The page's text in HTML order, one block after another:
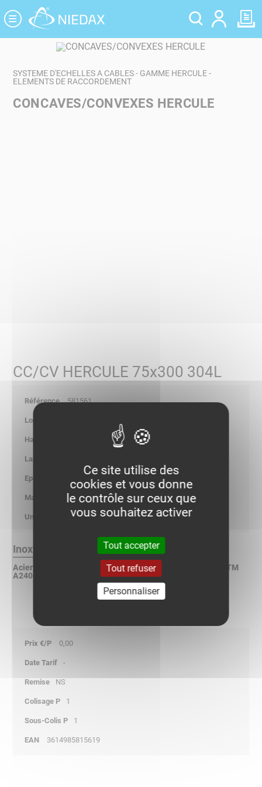
SYSTEME D'ECHELLES A CABLES - GAMME HERCULE -
ELEMENTS DE RACCORDEMENT
CONCAVES/CONVEXES HERCULE
CC/CV HERCULE 75x300 304L
581561
2.293
kg/p
Inox 304L Finition :
Acier inoxydable X2CrNi 18-9 suivant NF EN 10088-2 / ASTM
A240 / DIN 17440
0,00
-
NS
1
1
3614985815619
Panneau de gestion des cookies
Ce site utilise des
cookies et vous donne
le contrôle sur ceux que
vous souhaitez activer
Tout accepter
Tout refuser
Personnaliser